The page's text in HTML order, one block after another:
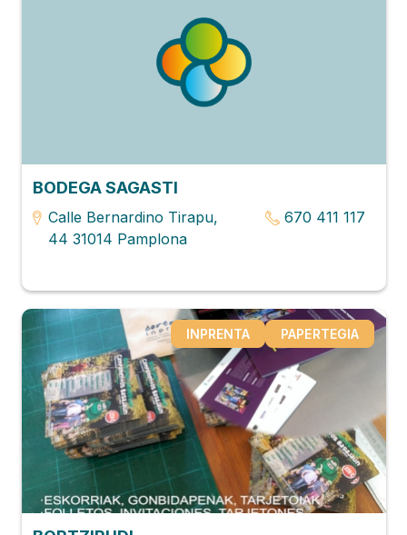
BODEGA SAGASTI
Calle Bernardino Tirapu,
44 31014 Pamplona
670 411 117
INPRENTA PAPERTEGIA